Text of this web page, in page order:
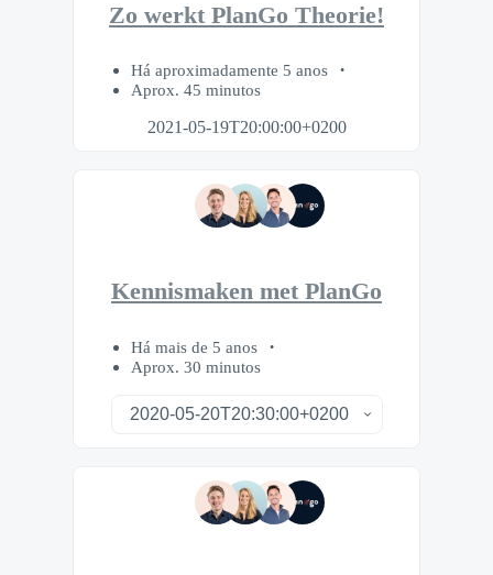
Zo werkt PlanGo Theorie!
Há aproximadamente 5 anos
Aprox. 45 minutos
2021-05-19T20:00:00+0200
Kennismaken met PlanGo
Há mais de 5 anos
Aprox. 30 minutos